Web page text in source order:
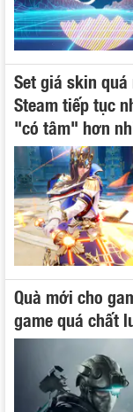
Set giá skin
Steam tiếp tục
"có tâm" hơn
Quà mới cho
game quá chất